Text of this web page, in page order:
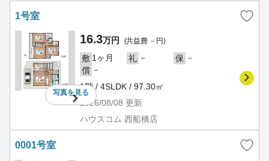
1号室
写真を見る
16.3万円 (共益費 －円)
敷 1ヶ月 礼 － 保 －
償 －
1階 / 4SLDK / 97.30㎡
2026/08/08 更新
ハウスコム 西船橋店
0001号室